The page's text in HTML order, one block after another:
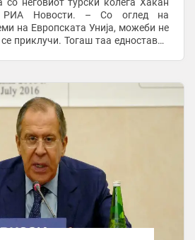
РИА Новости. – Со оглед на
на Европската Унија, можеби не
приклучи. Тогаш таа едноставно